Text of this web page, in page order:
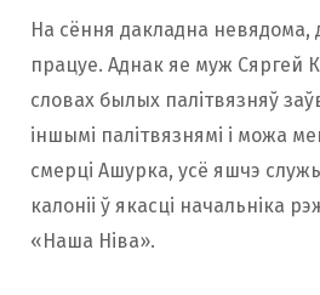
На сёння дакладна невядома,
працуе. Аднак яе муж Сяргей
словах былых палітвязняў
іншымі палітвязнямі і можа
смерці Ашурка, усё яшчэ
калоніі ў якасці начальніка
«Наша Ніва».